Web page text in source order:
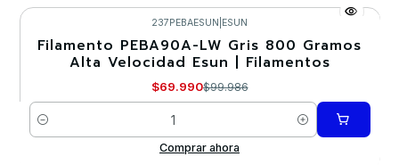
-30%
237PEBAESUN ESUN
Filamento PEBA90A-LW Gris 800 Gramos
Alta Velocidad Esun | Filamentos
$69.990$99.986
Cantidad
Comprar ahora